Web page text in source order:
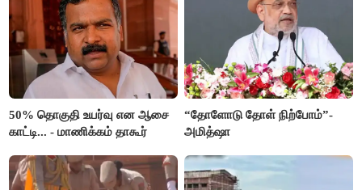
50% தொகுதி உயர்வு என ஆசை
காட்டி... - மாணிக்கம் தாகூர்
“தோளோடு தோள் நிற்போம்”-
அமித்ஷா